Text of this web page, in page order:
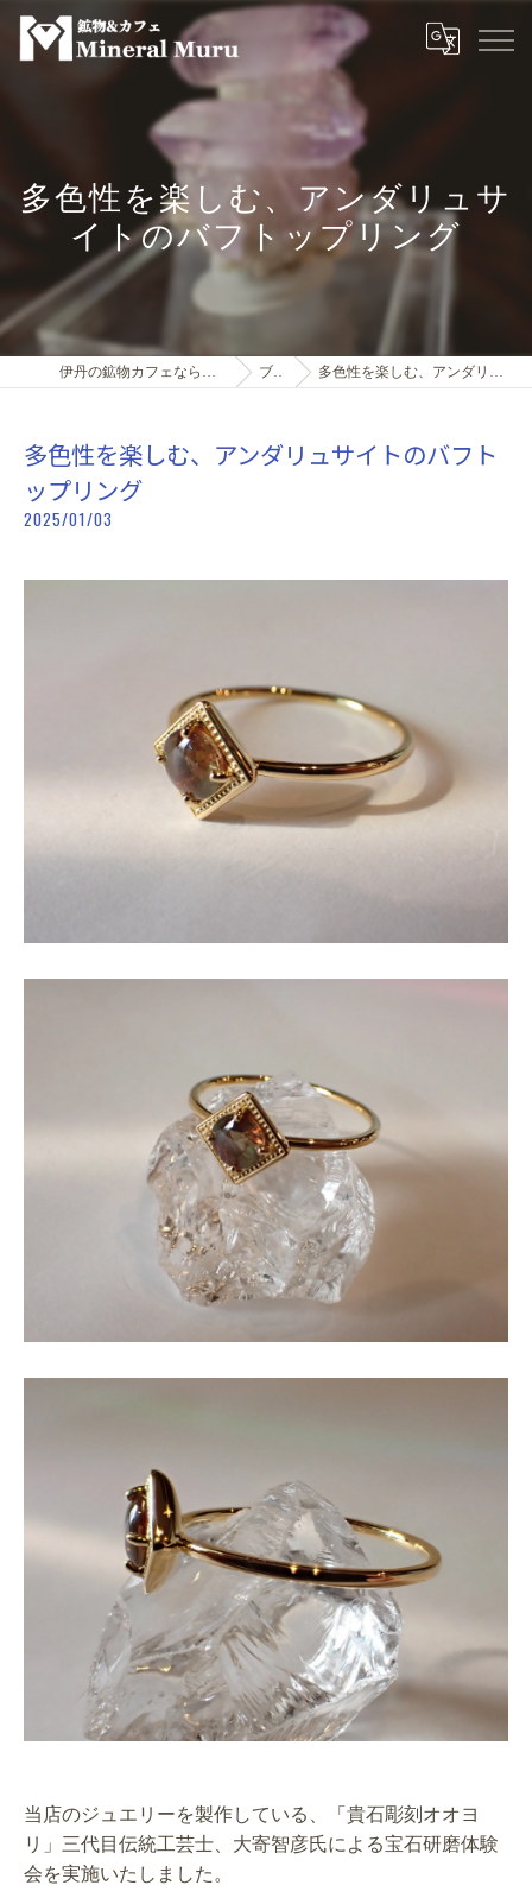
多色性を楽しむ、アンダリュサ
イトのバフトップリング
伊丹の鉱物カフェなら鉱物＆カフェMineral Muru ブログ 多色性を楽しむ、アンダリュサイトのバフトップリング
多色性を楽しむ、アンダリュサイトのバフト
ップリング
2025/01/03
当店のジュエリーを製作している、「貴石彫刻オオヨ
リ」三代目伝統工芸士、大寄智彦氏による宝石研磨体験
会を実施いたしました。